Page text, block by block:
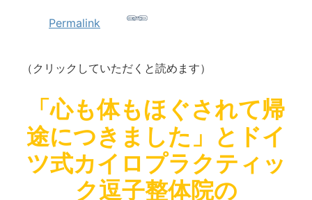
Permalink
（クリックしていただくと読めます）
「心も体もほぐされて帰
途につきました」とドイ
ツ式カイロプラクティッ
ク逗子整体院の